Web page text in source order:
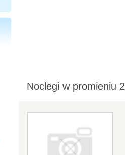
Noclegi w promieniu